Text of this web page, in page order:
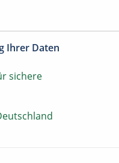
Ihrer Daten
sichere